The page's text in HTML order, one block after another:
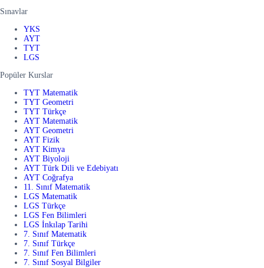
Sınavlar
YKS
AYT
TYT
LGS
Popüler Kurslar
TYT Matematik
TYT Geometri
TYT Türkçe
AYT Matematik
AYT Geometri
AYT Fizik
AYT Kimya
AYT Biyoloji
AYT Türk Dili ve Edebiyatı
AYT Coğrafya
11. Sınıf Matematik
LGS Matematik
LGS Türkçe
LGS Fen Bilimleri
LGS İnkılap Tarihi
7. Sınıf Matematik
7. Sınıf Türkçe
7. Sınıf Fen Bilimleri
7. Sınıf Sosyal Bilgiler